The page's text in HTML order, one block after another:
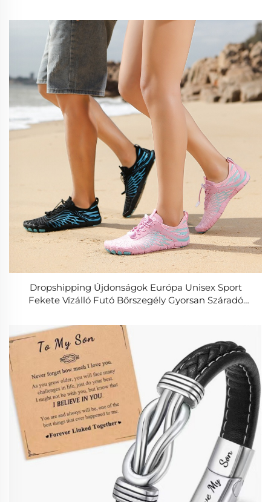
Dropshipping Újdonságok Európa Unisex Sport
Fekete Vízálló Futó Bőrszegély Gyorsan Száradó